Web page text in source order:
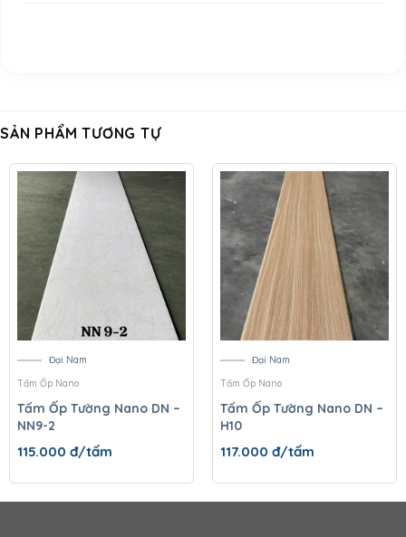
SẢN PHẨM TƯƠNG TỰ
Đại Nam
Tấm Ốp Nano
Tấm Ốp Tường Nano DN –
NN9-2
115.000 đ/tấm
Đại Nam
Tấm Ốp Nano
Tấm Ốp Tường Nano DN –
H10
117.000 đ/tấm